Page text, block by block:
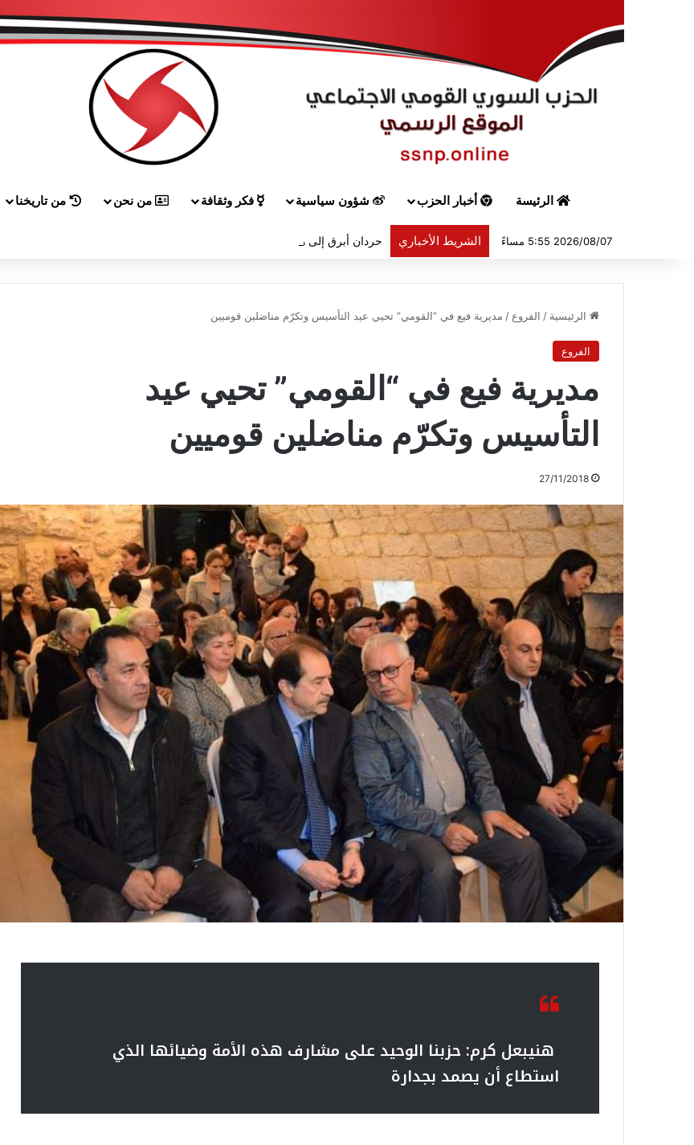
الرئيسة أخبار الحزب شؤون سياسية فكر وثقافة من نحن من تاريخنا
2026/08/07 5:55 مساءً الشريط الأخباري حردان أبرق إلى هيكل مهنئاً بمناسبة عيد الجيش
الرئيسية / الفروع / مديرية فيع في “القومي” تحيي عيد التأسيس وتكرّم مناضلين قوميين
الفروع
مديرية فيع في “القومي” تحيي عيد
التأسيس وتكرّم مناضلين قوميين
27/11/2018
هنيبعل كرم: حزبنا الوحيد على مشارف هذه الأمة وضيائها الذي
استطاع أن يصمد بجدارة